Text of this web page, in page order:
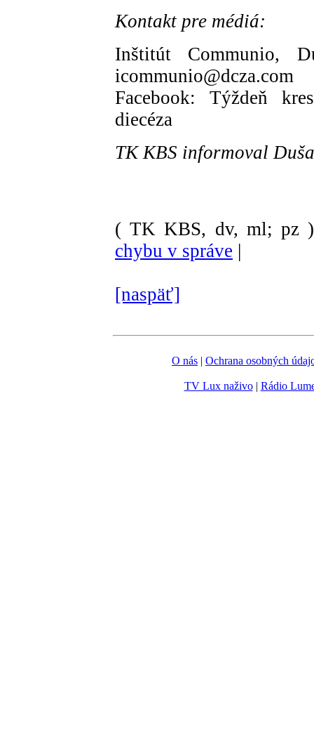
Kontakt pre médiá:
Inštitút Communio,
icommunio@dcza.com
Facebook: Týždeň
diecéza
TK KBS informoval
( TK KBS, dv, ml; pz )
chybu v správe |
[naspäť]
O nás | Ochrana osobných
TV Lux naživo| Rádio